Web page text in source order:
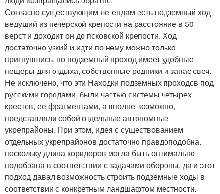
Согласно существующим легендам есть подземный ход
ведущий из печерской крепости на расстояние в 50
верст и доходит он до псковской крепости. Ход
достаточно узкий и идти по нему можно только
пригнувшись, но подземный проход имеет удобные
пещеры для отдыха, собственные родники и запас свеч.
Не исключено, что эти Находки подземных проходов под
русскими городами, были частью системы четырех
крестов, ее фрагментами, а вполне возможно,
представляли собой отдельные автономные
укрепрайоны. При этом, идея с существованием
отдельных укрепрайонов достаточно правдоподобна,
поскольку длина коридоров могла быть оптимально
подобрана в соответствии с задачами обороны, да и этот
подход давал возможность строить подземные ходы в
соответствии с конкретным ландшафтом местности.